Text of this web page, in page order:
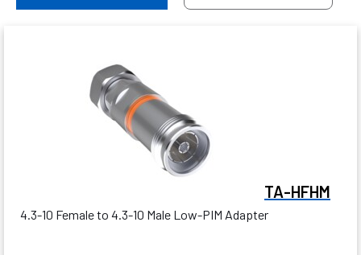
TA-HFHM
4.3-10 Female to 4.3-10 Male Low-PIM Adapter